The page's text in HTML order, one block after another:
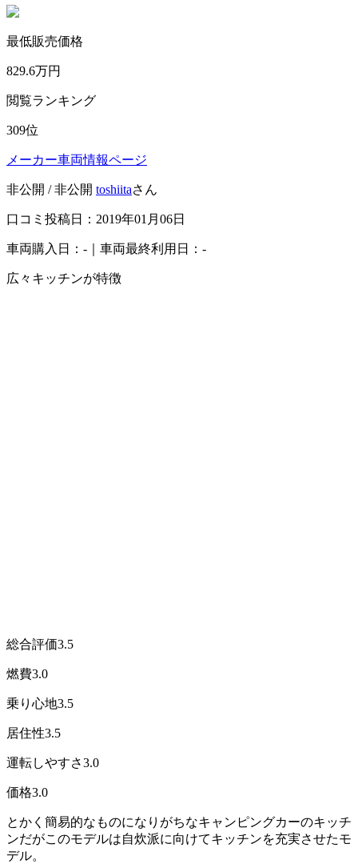
最低販売価格
829.6万円
閲覧ランキング
309位
メーカー車両情報ページ
非公開 / 非公開 toshiitaさん
口コミ投稿日：2019年01月06日
車両購入日：-｜車両最終利用日：-
広々キッチンが特徴
総合評価3.5
燃費3.0
乗り心地3.5
居住性3.5
運転しやすさ3.0
価格3.0
とかく簡易的なものになりがちなキャンピングカーのキッチ
ンだがこのモデルは自炊派に向けてキッチンを充実させたモ
デル。